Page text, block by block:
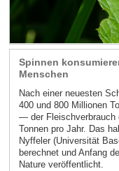
Spinnen
Menschen
Nach einer neuesten
400 und 800 Millionen
— der Fleischverbrauch
Tonnen pro Jahr. Das
Nyffeler (Universität
berechnet und Anfang
Nature veröffentlicht.